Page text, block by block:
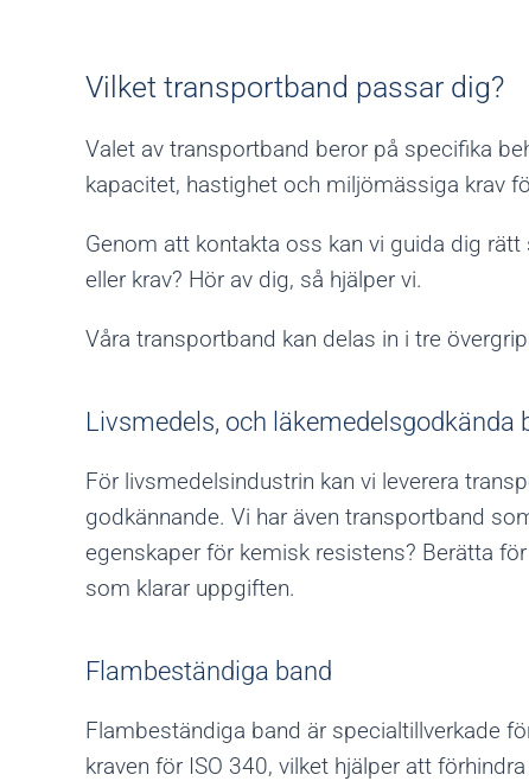
Vilket transportband passar dig?
Valet av transportband beror på specifika
kapacitet, hastighet och miljömässiga krav
Genom att kontakta oss kan vi guida dig
eller krav? Hör av dig, så hjälper vi.
Våra transportband kan delas in i tre
Livsmedels, och läkemedelsgodkända
För livsmedelsindustrin kan vi leverera
godkännande. Vi har även transportband
egenskaper för kemisk resistens? Berätta
som klarar uppgiften.
Flambeständiga band
Flambeständiga band är specialtillverkade
kraven för ISO 340, vilket hjälper att